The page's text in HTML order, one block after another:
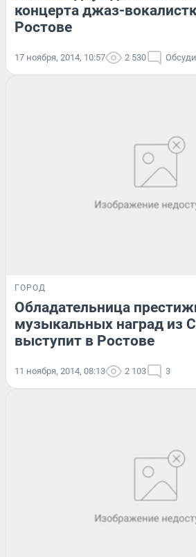
концерта джаз-
Ростове
17 ноября, 2014, 10:57 2 530
ГОРОД
Обладательница
музыкальных наград из
выступит в Ростове
11 ноября, 2014, 08:13 2 103 3